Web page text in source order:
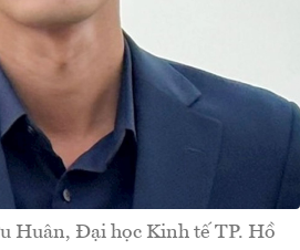
Huân, Đại học Kinh tế TP. Hồ